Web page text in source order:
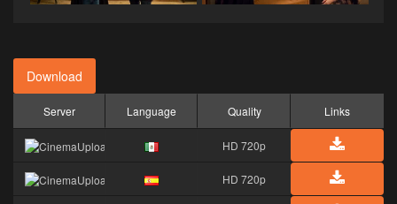
Download
Server Language Quality Links
HD 720p
HD 720p